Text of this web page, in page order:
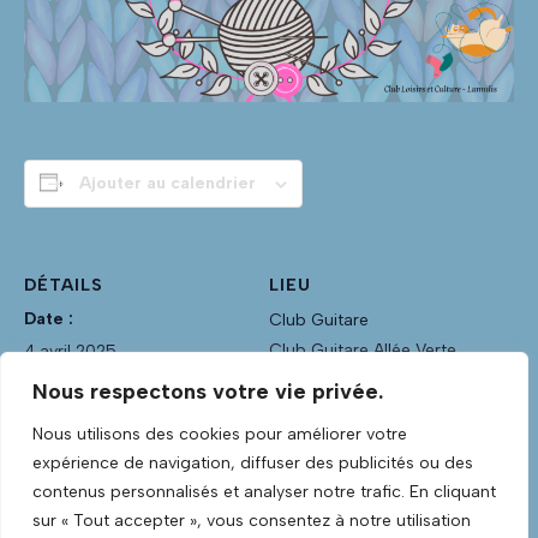
Nous respectons votre vie privée.
Nous utilisons des cookies pour améliorer votre
expérience de navigation, diffuser des publicités ou des
contenus personnalisés et analyser notre trafic. En cliquant
sur « Tout accepter », vous consentez à notre utilisation
Ajouter au calendrier
DÉTAILS
Date :
4 avril 2025
Heure :
Section Tricot-Crochet
LIEU
Club Guitare
Club Guitare Allée Verte
Lannilis
Finistère
Voir Lieu site web